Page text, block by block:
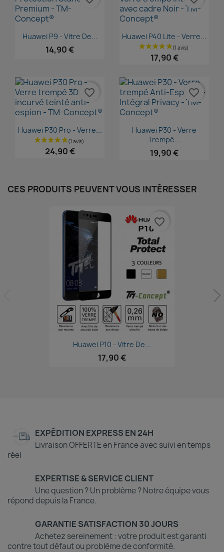
Aperçu rapide
Huawei P9 - Vitre De...
14,90 €
Aperçu rapide
Huawei P40 Lite - Verre...
17,90 €
Aperçu rapide
Huawei P30 Pro - Verre...
24,90 €
favorite_border
Aperçu rapide
Huawei P30 - Verre
Trempé...
19,90 €
favorite_border
CES PRODUITS PEUVENT VOUS INTÉRESSER
Aperçu rapide
Huawei P10 - Vitre De...
17,90 €
favorite_border
EXPÉDITION EXPRESS EN 24H
Livraison OFFERTE en France avec suivi en temps
réel
EXPERTISE & SERVICE CLIENT
Une question ? Un problème ? Notre équipe vous
répond depuis la France.
GARANTIE SATISFACTION 30 JOURS
Achetez sereinement : votre produit est garanti
contre tout défaut ou problème de conformité.